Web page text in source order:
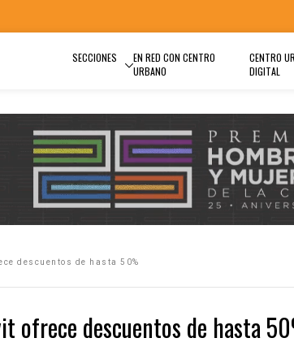
SECCIONES
EN RED CON CENTRO
URBANO
CENTRO
DIGITAL
descuentos de hasta 50%
ofrece descuentos de hasta